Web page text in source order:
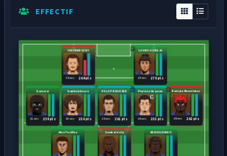
EFFECTIF
Alex Tex Mex SambaCécile ARNAULDINHO
Hamzizi
230 pts
21 ans
HubHubHoura
256 pts
20 ans
PA LA PR NIAISER
261 pts
19 ans
PierreLeVeaucer
255 pts
26 ans
RemyLeBourrineur
262 pts
26 ans
VIKY MERCURY
264 pts
19 ans
LA UNICA OREJA
270 pts
25 ans